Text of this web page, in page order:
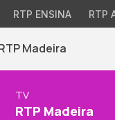
RTP ENSINA RTP
Madeira
TV
RTP Madeira